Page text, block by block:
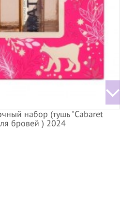
набор (тушь "Cabaret
бровей ) 2024